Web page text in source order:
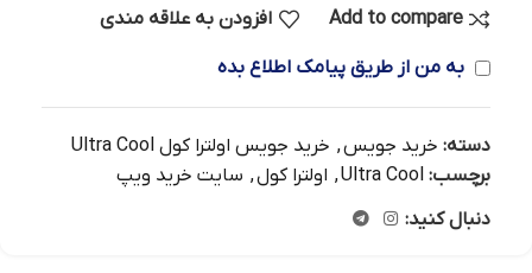
Add to compare
افزودن به علاقه مندی
به من از طریق پیامک اطلاع بده
دسته: خرید جویس, خرید جویس اولترا کول Ultra Cool
برچسب: Ultra Cool
, اولترا کول, سایت خرید ویپ
دنبال کنید: